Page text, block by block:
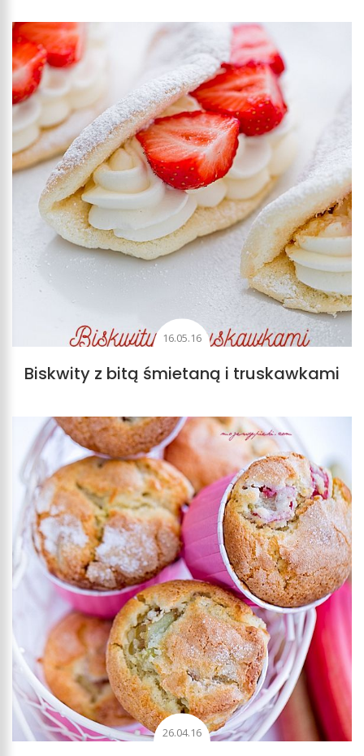
16.05.16
Biskwity z bitą śmietaną i truskawkami
26.04.16